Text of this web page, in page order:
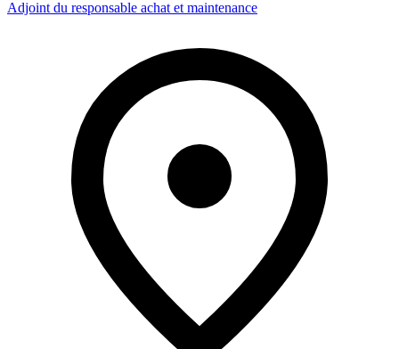
Adjoint du responsable achat et maintenance